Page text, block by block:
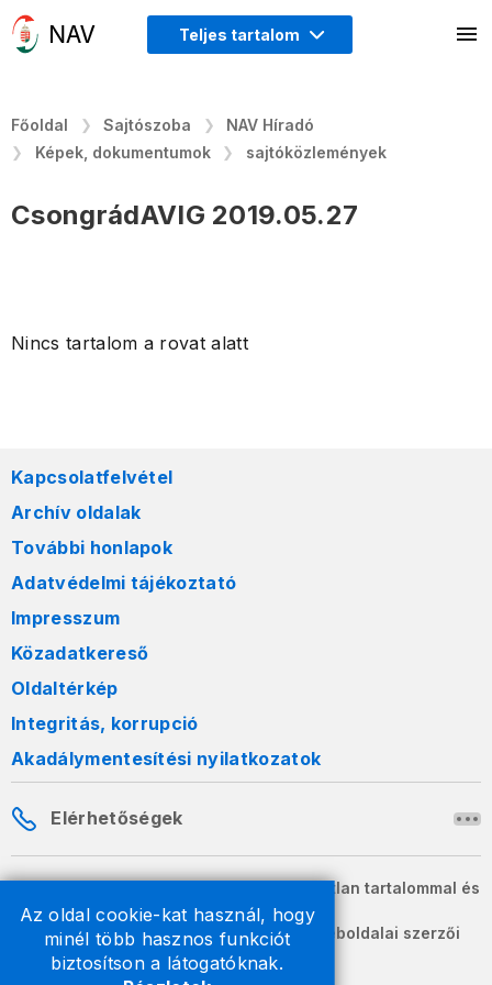
Az oldal cookie-kat használ, hogy
minél több hasznos funkciót
biztosítson a látogatóknak.
Teljes tartalom
Főoldal Sajtószoba
NAV Híradó
Képek, dokumentumok
sajtóközlemények
CsongrádAVIG 2019.05.27
Nincs tartalom a rovat alatt
Kapcsolatfelvétel
Archív oldalak
További honlapok
Adatvédelmi tájékoztató
Impresszum
Közadatkereső
Oldaltérkép
Integritás, korrupció
Akadálymentesítési nyilatkozatok
Elérhetőségek
A honlapon szereplő információk változatlan tartalommal és
formában szabadon terjeszthetők.
2026 © A Nemzeti Adó- és Vámhivatal weboldalai szerzői
jogvédelem alatt állnak.